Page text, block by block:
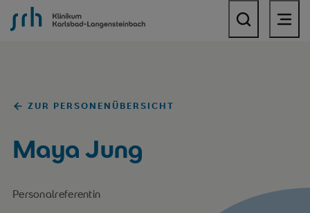
SRH Klinikum Karlsbad-Langensteinbach
ZUR PERSONENÜBERSICHT
Maya Jung
Personalreferentin